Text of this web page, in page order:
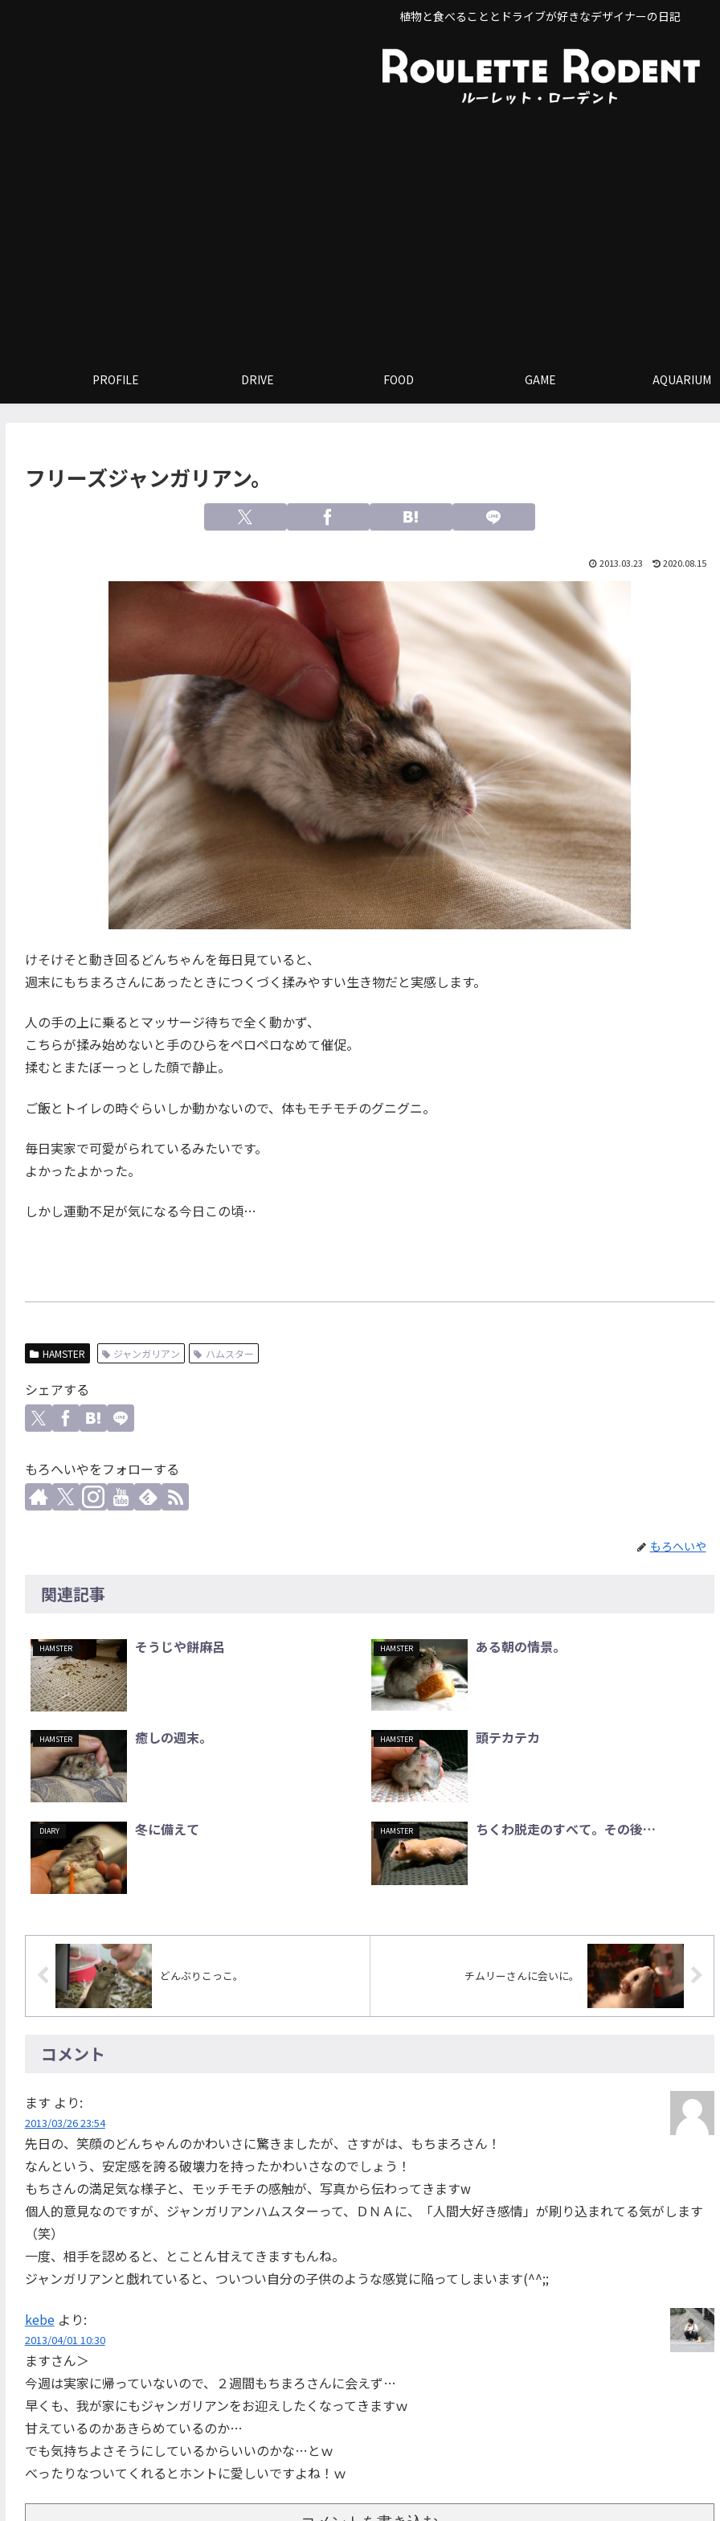
植物と食べることとドライブが好きなデザイナーの日記
PROFILE DRIVE FOOD GAME AQUARIUM
フリーズジャンガリアン。
2013.03.23 2020.08.15
けそけそと動き回るどんちゃんを毎日見ていると、
週末にもちまろさんにあったときにつくづく揉みやすい生き物だと実感します。
人の手の上に乗るとマッサージ待ちで全く動かず、
こちらが揉み始めないと手のひらをペロペロなめて催促。
揉むとまたぼーっとした顔で静止。
ご飯とトイレの時ぐらいしか動かないので、体もモチモチのグニグニ。
毎日実家で可愛がられているみたいです。
よかったよかった。
しかし運動不足が気になる今日この頃…
HAMSTER ジャンガリアン ハムスター
シェアする
もろへいやをフォローする
もろへいや
関連記事
HAMSTER そうじや餅麻呂 HAMSTER ある朝の情景。
HAMSTER 癒しの週末。 HAMSTER 頭テカテカ
DIARY 冬に備えて HAMSTER ちくわ脱走のすべて。その後…
どんぶりこっこ。 チムリーさんに会いに。
コメント
ます より:
2013/03/26 23:54
先日の、笑顔のどんちゃんのかわいさに驚きましたが、さすがは、もちまろさん！
なんという、安定感を誇る破壊力を持ったかわいさなのでしょう！
もちさんの満足気な様子と、モッチモチの感触が、写真から伝わってきますw
個人的意見なのですが、ジャンガリアンハムスターって、ＤＮＡに、「人間大好き感情」が刷り込まれてる気がします
（笑）
一度、相手を認めると、とことん甘えてきますもんね。
ジャンガリアンと戯れていると、ついつい自分の子供のような感覚に陥ってしまいます(^^;;
kebe より:
2013/04/01 10:30
ますさん＞
今週は実家に帰っていないので、２週間もちまろさんに会えず…
早くも、我が家にもジャンガリアンをお迎えしたくなってきますｗ
甘えているのかあきらめているのか…
でも気持ちよさそうにしているからいいのかな…とｗ
べったりなついてくれるとホントに愛しいですよね！ｗ